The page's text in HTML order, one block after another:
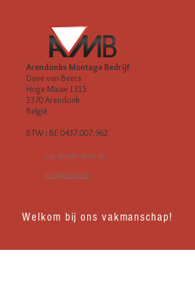
+32 (0)475 48 72 30
info@ambbv.be
Arendonks Montage Bedrijf
Dave van Beers
Hoge Mauw 1315
2370 Arendonk
België
BTW : BE 0437.007.962
Welkom bij ons vakmanschap!